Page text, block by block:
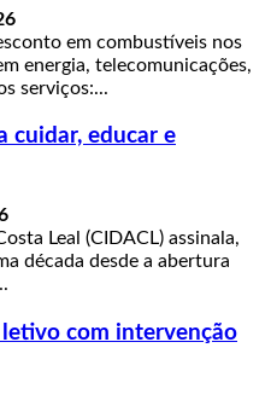
em combustíveis nos
energia, telecomunicações,
serviços:...
cuidar, educar e
Leal (CIDACL) assinala,
década desde a abertura
letivo com intervenção